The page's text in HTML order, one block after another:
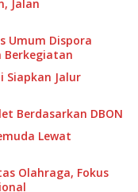
Jalan
Umum Dispora
Berkegiatan
Siapkan Jalur
Berdasarkan DBON
Lewat
Olahraga, Fokus